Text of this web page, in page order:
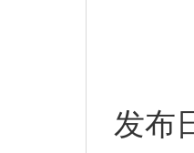
发布